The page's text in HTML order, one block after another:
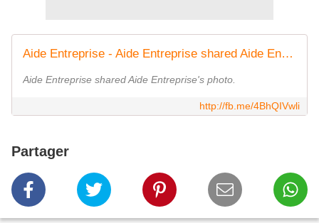
Aide Entreprise - Aide Entreprise shared Aide Entreprise's... | Facebook
Aide Entreprise shared Aide Entreprise's photo.
http://fb.me/4BhQIVwli
Partager